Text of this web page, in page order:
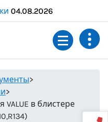
04.08.2026
>
>
в блистере